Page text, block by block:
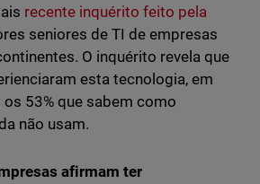
recente inquérito feito pela
seniores de TI de empresas
O inquérito revela que
esta tecnologia, em
53% que sabem como
não usam.
afirmam ter